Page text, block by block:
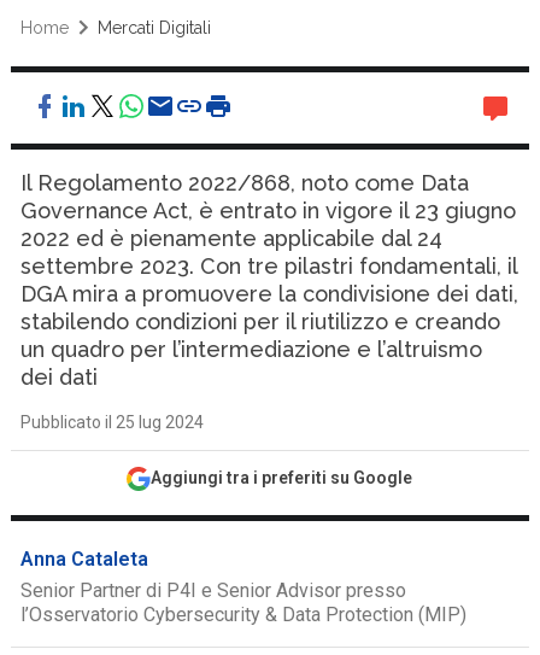
Home Mercati Digitali
Il Regolamento 2022/868, noto come Data
Governance Act, è entrato in vigore il 23 giugno
2022 ed è pienamente applicabile dal 24
settembre 2023. Con tre pilastri fondamentali, il
DGA mira a promuovere la condivisione dei dati,
stabilendo condizioni per il riutilizzo e creando
un quadro per l’intermediazione e l’altruismo
dei dati
Pubblicato il 25 lug 2024
Aggiungi tra i preferiti su Google
Anna Cataleta
Senior Partner di P4I e Senior Advisor presso
l’Osservatorio Cybersecurity & Data Protection (MIP)